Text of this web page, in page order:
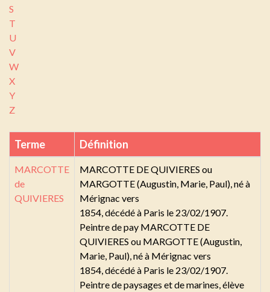
S
T
U
V
W
X
Y
Z
Terme Définition
MARCOTTE
de
QUIVIERES
MARCOTTE DE QUIVIERES ou
MARGOTTE (Augustin, Marie, Paul), né à
Mérignac vers
1854, décédé à Paris le 23/02/1907.
Peintre de pay MARCOTTE DE
QUIVIERES ou MARGOTTE (Augustin,
Marie, Paul), né à Mérignac vers
1854, décédé à Paris le 23/02/1907.
Peintre de paysages et de marines, élève